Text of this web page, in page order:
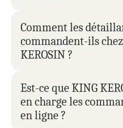
Comment les
commandent-ils
KEROSIN ?
Est-ce que KING
en charge les
en ligne ?